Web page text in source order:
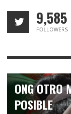
9,585
FOLLOWERS
ONG OTRO
POSIBLE